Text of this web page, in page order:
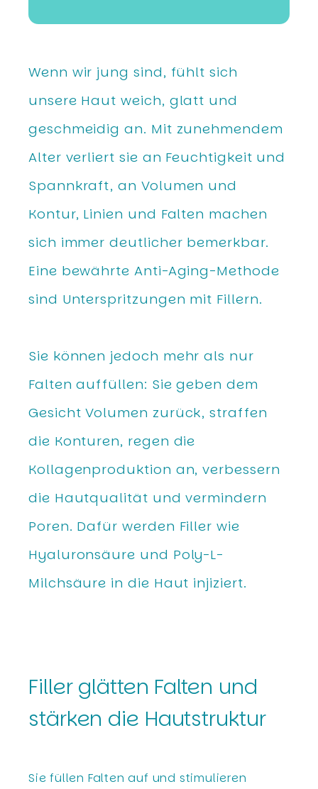
Wenn wir jung sind, fühlt sich
unsere Haut weich, glatt und
geschmeidig an. Mit zunehmendem
Alter verliert sie an Feuchtigkeit und
Spannkraft, an Volumen und
Kontur, Linien und Falten machen
sich immer deutlicher bemerkbar.
Eine bewährte Anti-Aging-Methode
sind Unterspritzungen mit Fillern.
Sie können jedoch mehr als nur
Falten auffüllen: Sie geben dem
Gesicht Volumen zurück, straffen
die Konturen, regen die
Kollagenproduktion an, verbessern
die Hautqualität und vermindern
Poren. Dafür werden Filler wie
Hyaluronsäure und Poly-L-
Milchsäure in die Haut injiziert.
Filler glätten Falten und
stärken die Hautstruktur
Sie füllen Falten auf und stimulieren